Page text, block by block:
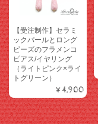
【受注制作】セラミ
ックパールとロング
ビーズのフラメンコ
ピアス/イヤリング
（ライトピンク×ライ
トグリーン）
¥4,900